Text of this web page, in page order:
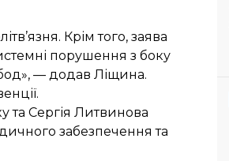
Крім того, заява
порушення з боку
— додав Ліщина.
та Сергія Литвинова
забезпечення та